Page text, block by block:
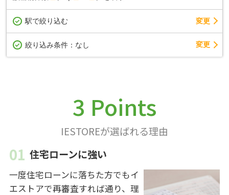
駅で絞り込む 変更
絞り込み条件： なし 変更
3 Points
IESTOREが選ばれる理由
住宅ローンに強い
一度住宅ローンに落ちた方でもイ
エストアで再審査すれば通り、理